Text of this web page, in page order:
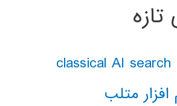
افزار متلب